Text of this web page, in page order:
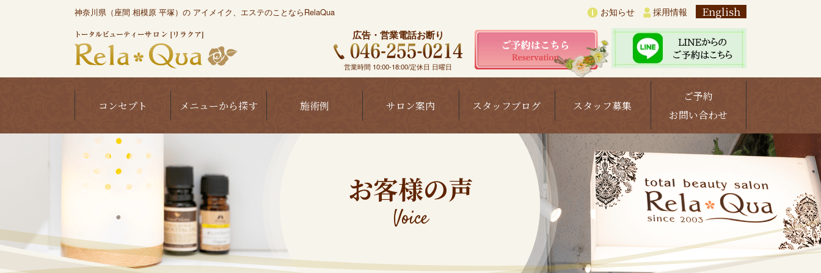
神奈川県（座間 相模原 平塚）の アイメイク、エステのことならRelaQua お知らせ 採用情報 English
広告・営業電話お断り
営業時間 10:00-18:00/定休日 日曜日
コンセプト メニューから探す 施術例 サロン案内 スタッフブログ スタッフ募集
ご予約
お問い合わせ
お客様の声
Voice